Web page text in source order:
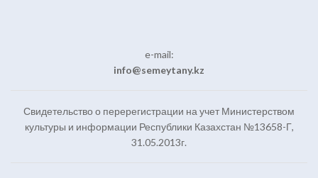
e-mail:
info@semeytany.kz
Свидетельство о перерегистрации на учет Министерством
культуры и информации Республики Казахстан №13658-Г,
31.05.2013г.